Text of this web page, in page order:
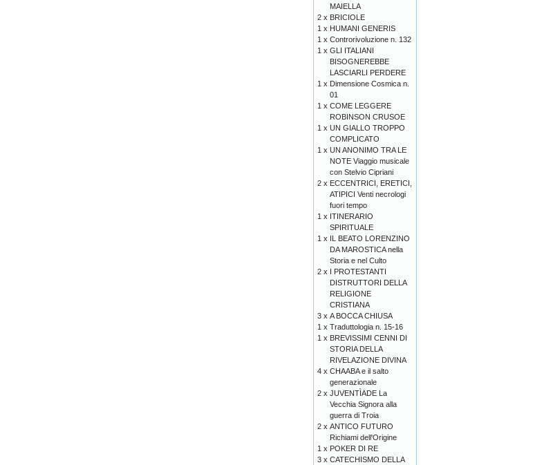
MAIELLA
2 x BRICIOLE
1 x HUMANI GENERIS
1 x Controrivoluzione n. 132
1 x GLI ITALIANI
BISOGNEREBBE
LASCIARLI PERDERE
1 x Dimensione Cosmica n.
01
1 x COME LEGGERE
ROBINSON CRUSOE
1 x UN GIALLO TROPPO
COMPLICATO
1 x UN ANONIMO TRA LE
NOTE Viaggio musicale
con Stelvio Cipriani
2 x ECCENTRICI, ERETICI,
ATIPICI Venti necrologi
fuori tempo
1 x ITINERARIO
SPIRITUALE
1 x IL BEATO LORENZINO
DA MAROSTICA nella
Storia e nel Culto
2 x I PROTESTANTI
DISTRUTTORI DELLA
RELIGIONE
CRISTIANA
3 x A BOCCA CHIUSA
1 x Traduttologia n. 15-16
1 x BREVISSIMI CENNI DI
STORIA DELLA
RIVELAZIONE DIVINA
4 x CHAABA e il salto
generazionale
2 x JUVENTÌADE La
Vecchia Signora alla
guerra di Troia
2 x ANTICO FUTURO
Richiami dell'Origine
1 x POKER DI RE
3 x CATECHISMO DELLA